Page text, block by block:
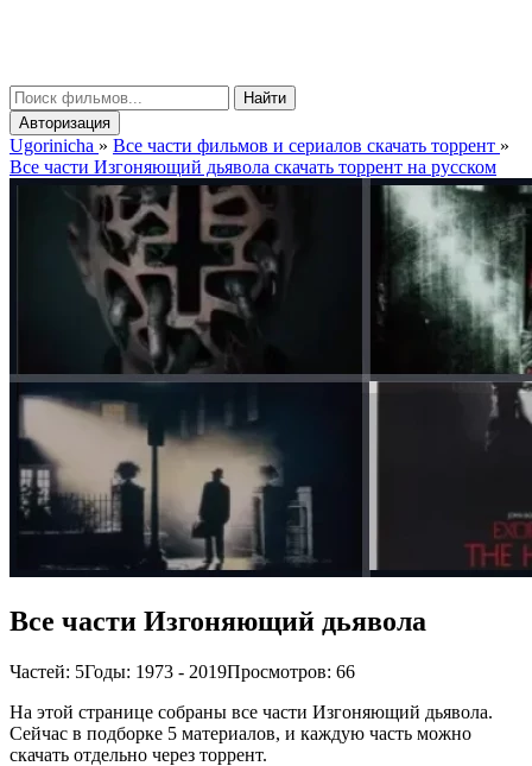
Найти
Авторизация
Ugorinicha » Все части фильмов и сериалов скачать торрент »
Все части Изгоняющий дьявола скачать торрент на русском
Все части Изгоняющий дьявола
Частей: 5Годы: 1973 - 2019Просмотров: 66
На этой странице собраны все части Изгоняющий дьявола.
Сейчас в подборке 5 материалов, и каждую часть можно
скачать отдельно через торрент.